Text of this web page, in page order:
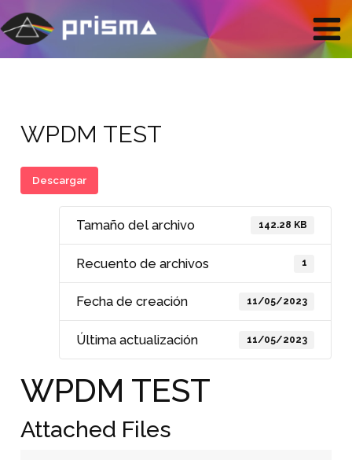
al
contenido
Main
WPDM TEST
Descargar
Tamaño del archivo 142.28 KB
Recuento de archivos 1
Fecha de creación 11/05/2023
Última actualización 11/05/2023
WPDM TEST
Attached Files